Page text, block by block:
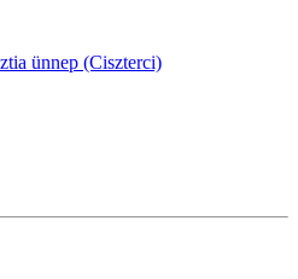
ünnep (Ciszterci)